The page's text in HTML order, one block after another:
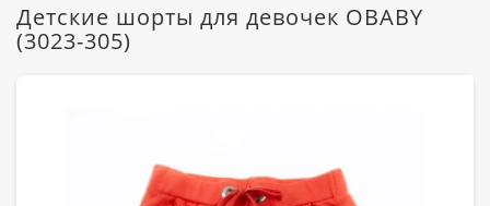
Детские шорты для девочек OBABY
(3023-305)